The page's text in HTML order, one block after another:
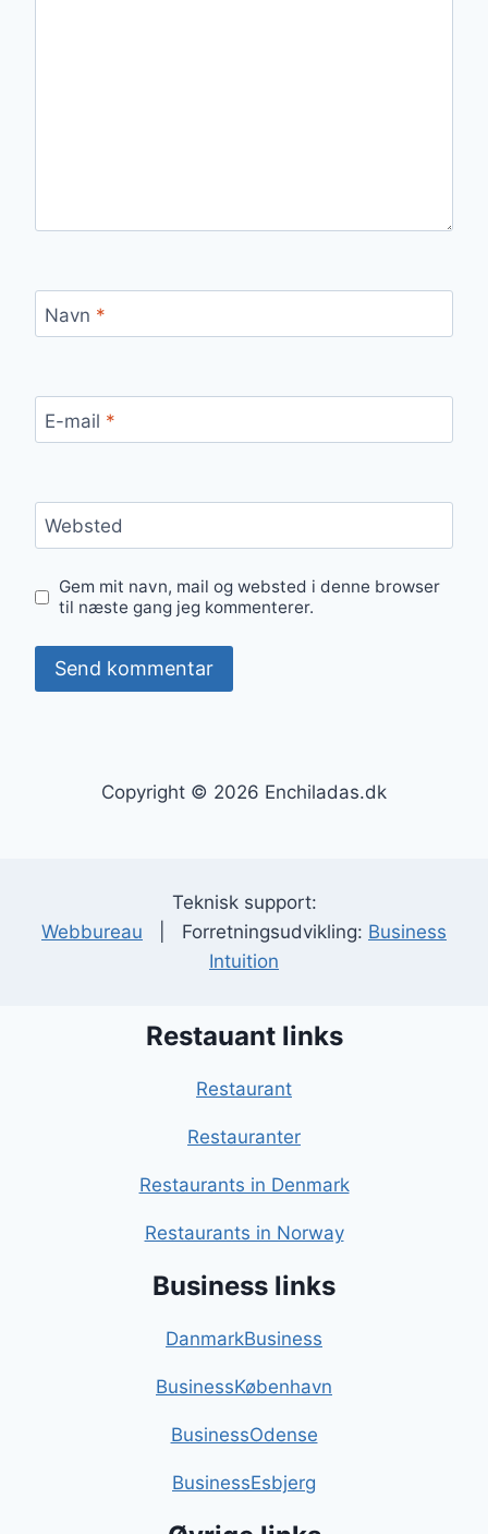
Navn *
E-mail *
Websted
Gem mit navn, mail og websted i denne browser
til næste gang jeg kommenterer.
Copyright © 2026 Enchiladas.dk
Teknisk support:
Webbureau | Forretningsudvikling: Business
Intuition
Restauant links
Restaurant
Restauranter
Restaurants in Denmark
Restaurants in Norway
Business links
DanmarkBusiness
BusinessKøbenhavn
BusinessOdense
BusinessEsbjerg